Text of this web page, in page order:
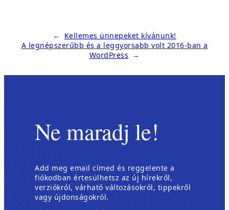
←
Kellemes ünnepeket kívánunk!
A legnépszerűbb és a leggyorsabb volt 2016-ban a
WordPress →
Ne maradj le!
Add meg email címed és reggelente a
fiókodban értesülhetsz az új hírekről,
verziókról, várható változásokról, tippekről
vagy újdonságokról.